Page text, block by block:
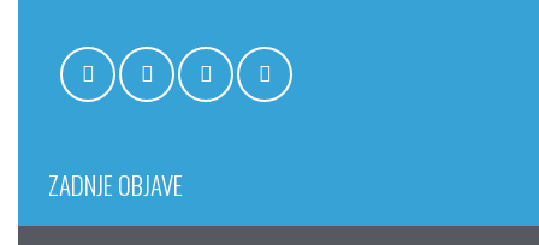
ZADNJE OBJAVE